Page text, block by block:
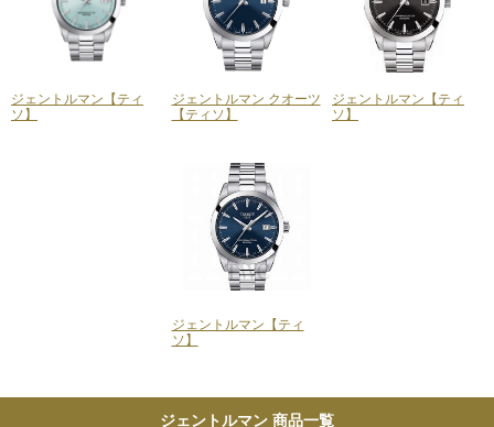
ジェントルマン【ティ
ソ】
ジェントルマン クオーツ
【ティソ】
ジェントルマン【ティ
ソ】
ジェントルマン【ティ
ソ】
ジェントルマン 商品一覧